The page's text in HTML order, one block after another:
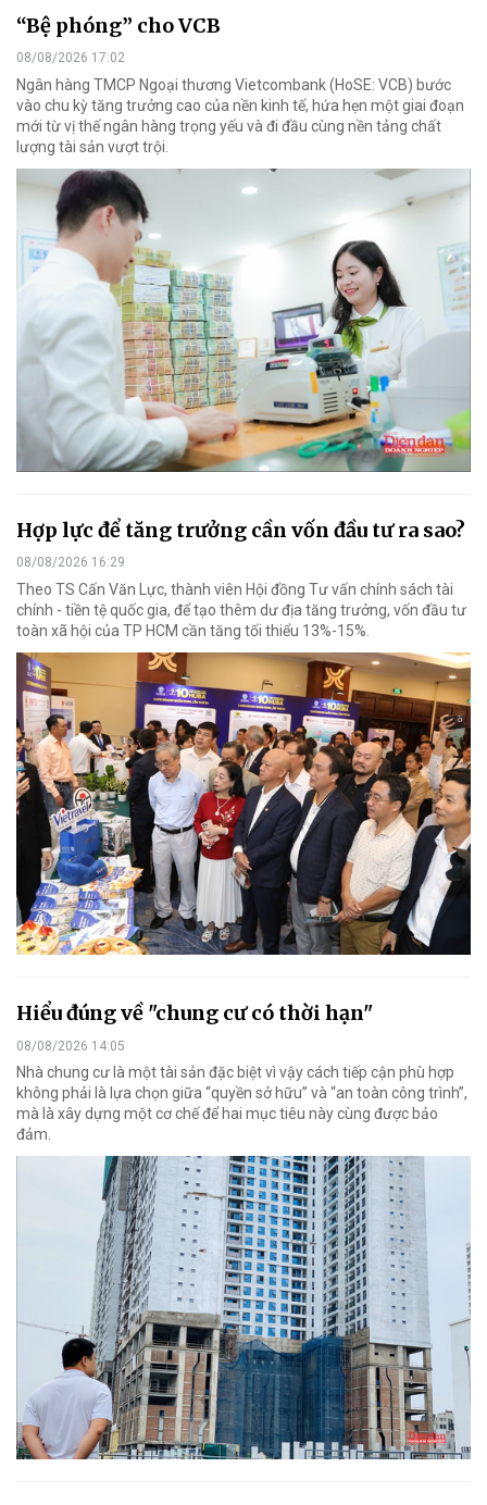
“Bệ phóng” cho VCB
08/08/2026 17:02
Ngân hàng TMCP Ngoại thương Vietcombank (HoSE: VCB) bước
vào chu kỳ tăng trưởng cao của nền kinh tế, hứa hẹn một giai đoạn
mới từ vị thế ngân hàng trọng yếu và đi đầu cùng nền tảng chất
lượng tài sản vượt trội.
Hợp lực để tăng trưởng cần vốn đầu tư ra sao?
08/08/2026 16:29
Theo TS Cấn Văn Lực, thành viên Hội đồng Tư vấn chính sách tài
chính - tiền tệ quốc gia, để tạo thêm dư địa tăng trưởng, vốn đầu tư
toàn xã hội của TP HCM cần tăng tối thiểu 13%-15%.
Hiểu đúng về "chung cư có thời hạn"
08/08/2026 14:05
Nhà chung cư là một tài sản đặc biệt vì vậy cách tiếp cận phù hợp
không phải là lựa chọn giữa “quyền sở hữu” và “an toàn công trình”,
mà là xây dựng một cơ chế để hai mục tiêu này cùng được bảo
đảm.